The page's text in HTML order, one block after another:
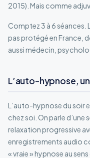
2015). Mais comme
Comptez 3 à 6 séances.
pas protégé en France,
aussi médecin,
L’auto-hypnose,
L’auto-hypnose du soir
chez soi. On parle d’une
relaxation progressive
enregistrements audio
« vraie » hypnose au